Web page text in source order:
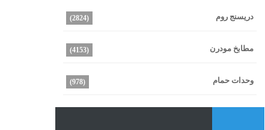
دريسنج روم (2824)
مطابخ مودرن (4153)
وحدات حمام (978)